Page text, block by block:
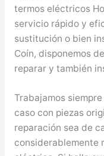
termos eléctricos
servicio rápido y
sustitución o bien
Coín, disponemos
reparar y también
Trabajamos
caso con piezas
reparación sea de
considerablemente